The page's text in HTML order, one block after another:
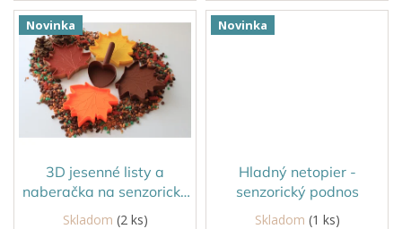
môžu naberať ryžu, fazuľky,
šošovicu, cestoviny alebo iné
sypké materiály a hravou
formou tak...
zmysluplnú hru so sypkými
materiálmi, modelovacou
hmotou, kinetickým pieskom
Novinka
3D jesenné listy a
naberačka na senzorické
Skladom (2 ks)
Novinka
Hladný netopier -
senzorický podnos
Skladom (1 ks)